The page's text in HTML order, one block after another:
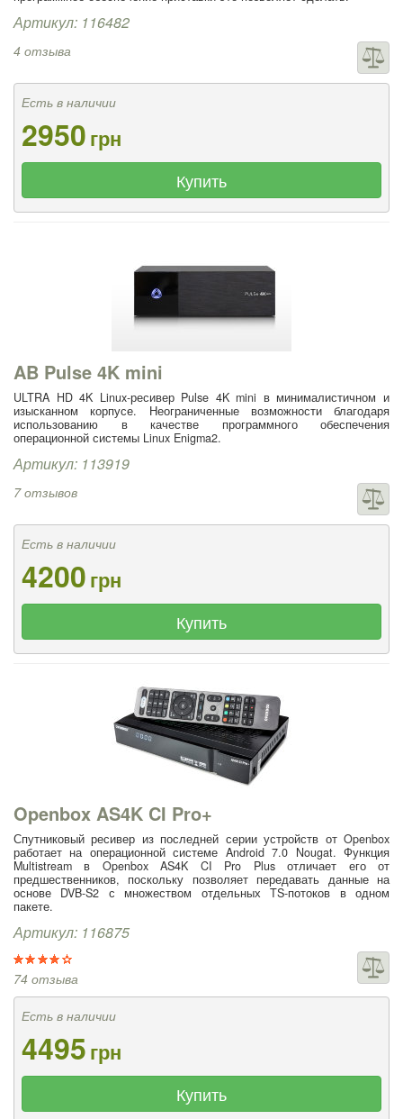
Артикул: 116482
4 отзыва
Есть в наличии
2950грн
Купить
AB Pulse 4K mini
ULTRA HD 4K Linux-ресивер Pulse 4K mini в минималистичном и
изысканном корпусе. Неограниченные возможности благодаря
использованию в качестве программного обеспечения
операционной системы Linux Enigma2.
Артикул: 113919
7 отзывов
Есть в наличии
4200грн
Купить
Openbox AS4K CI Pro+
Спутниковый ресивер из последней серии устройств от Openbox
работает на операционной системе Android 7.0 Nougat. Функция
Multistream в Openbox AS4K CI Pro Plus отличает его от
предшественников, поскольку позволяет передавать данные на
основе DVB-S2 с множеством отдельных TS-потоков в одном
пакете.
Артикул: 116875
74 отзыва
Есть в наличии
4495грн
Купить